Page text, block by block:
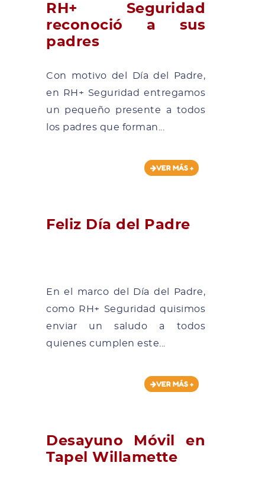
RH+ Seguridad
reconoció a sus
padres
Con motivo del Día del Padre,
en RH+ Seguridad entregamos
un pequeño presente a todos
los padres que forman...
VER MÁS +
Feliz Día del Padre
En el marco del Día del Padre,
como RH+ Seguridad quisimos
enviar un saludo a todos
quienes cumplen este...
VER MÁS +
Desayuno Móvil en
Tapel Willamette